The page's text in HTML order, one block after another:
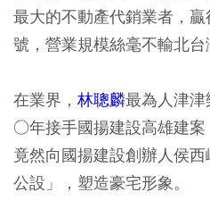
最大的不動產代銷業者，
號，營業規模絲毫不輸北台
在業界， 林聰麟最為人津
○年接手國揚建設高雄建
竟然向國揚建設創辦人侯
公設」，塑造豪宅形象。